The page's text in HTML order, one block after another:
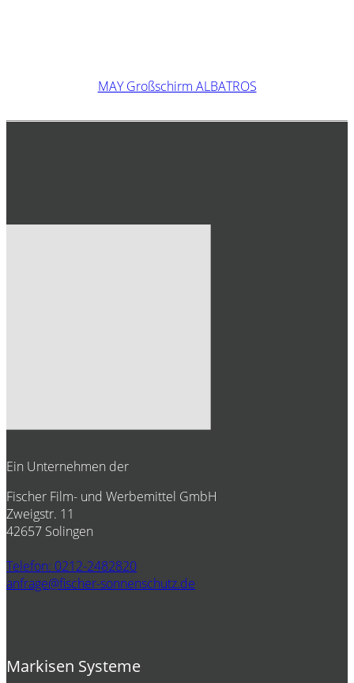
MAY Großschirm ALBATROS
Ein Unternehmen der
Fischer Film- und Werbemittel GmbH
Zweigstr. 11
42657 Solingen
Telefon: 0212-2482820
anfrage@fischer-sonnenschutz.de
Markisen Systeme